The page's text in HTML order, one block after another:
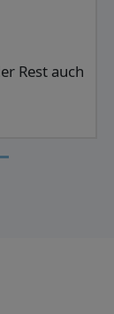
Rest auch